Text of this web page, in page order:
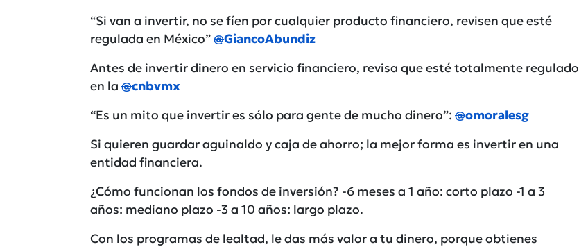
“Si van a invertir, no se fíen por cualquier producto financiero, revisen que esté
regulada en México”@GiancoAbundiz
Antes de invertir dinero en servicio financiero, revisa que esté totalmente regulado
en la @cnbvmx
“Es un mito que invertir es sólo para gente de mucho dinero”: @omoralesg
Si quieren guardar aguinaldo y caja de ahorro; la mejor forma es invertir en una
entidad financiera.
¿Cómo funcionan los fondos de inversión? -6 meses a 1 año: corto plazo -1 a 3
años: mediano plazo -3 a 10 años: largo plazo.
Con los programas de lealtad, le das más valor a tu dinero, porque obtienes